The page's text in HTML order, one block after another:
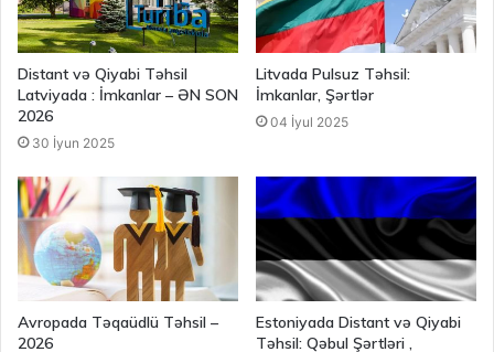
Distant və Qiyabi Təhsil
Latviyada : İmkanlar – ƏN SON
2026
30 İyun 2025
Litvada Pulsuz Təhsil:
İmkanlar, Şərtlər
04 İyul 2025
Avropada Təqaüdlü Təhsil –
2026
Estoniyada Distant və Qiyabi
Təhsil: Qəbul Şərtləri ,